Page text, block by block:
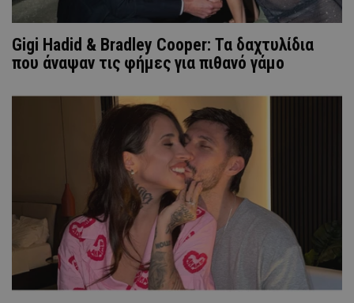
Gigi Hadid & Bradley Cooper: Τα δαχτυλίδια
που άναψαν τις φήμες για πιθανό γάμο